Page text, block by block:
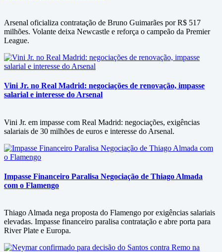
Arsenal oficializa contratação de Bruno Guimarães por R$ 517
milhões. Volante deixa Newcastle e reforça o campeão da Premier
League.
Vini Jr. no Real Madrid: negociações de renovação, impasse
salarial e interesse do Arsenal
Vini Jr. em impasse com Real Madrid: negociações, exigências
salariais de 30 milhões de euros e interesse do Arsenal.
Impasse Financeiro Paralisa Negociação de Thiago Almada
com o Flamengo
Thiago Almada nega proposta do Flamengo por exigências salariais
elevadas. Impasse financeiro paralisa contratação e abre porta para
River Plate e Europa.